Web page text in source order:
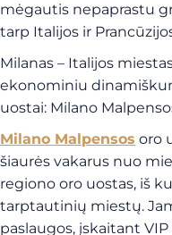
mėgautis nepaprastu
tarp Italijos ir
Milanas – Italijos
ekonominiu
uostai: Milano
Milano Malpensos oro
šiaurės vakarus nuo
regiono oro uostas, iš
tarptautinių miestų.
paslaugos, įskaitant